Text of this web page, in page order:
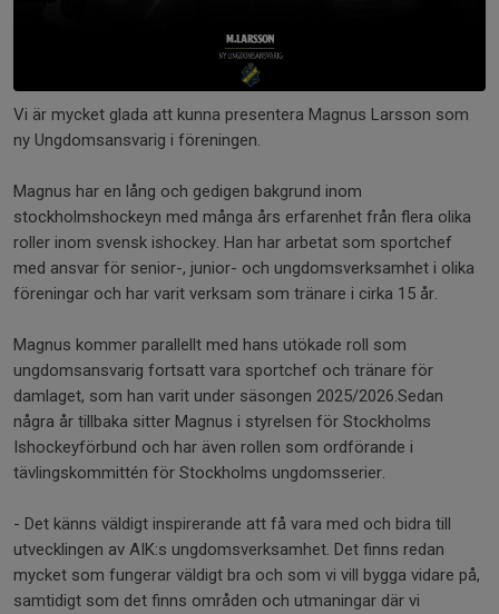
Vi är mycket glada att kunna presentera Magnus Larsson som
ny Ungdomsansvarig i föreningen.
Magnus har en lång och gedigen bakgrund inom
stockholmshockeyn med många års erfarenhet från flera olika
roller inom svensk ishockey. Han har arbetat som sportchef
med ansvar för senior-, junior- och ungdomsverksamhet i olika
föreningar och har varit verksam som tränare i cirka 15 år.
Magnus kommer parallellt med hans utökade roll som
ungdomsansvarig fortsatt vara sportchef och tränare för
damlaget, som han varit under säsongen 2025/2026.Sedan
några år tillbaka sitter Magnus i styrelsen för Stockholms
Ishockeyförbund och har även rollen som ordförande i
tävlingskommittén för Stockholms ungdomsserier.
- Det känns väldigt inspirerande att få vara med och bidra till
utvecklingen av AIK:s ungdomsverksamhet. Det finns redan
mycket som fungerar väldigt bra och som vi vill bygga vidare på,
samtidigt som det finns områden och utmaningar där vi